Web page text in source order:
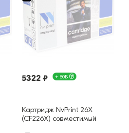
5322 ₽ + 80Б
Картридж NvPrint 26X
(CF226X) совместимый